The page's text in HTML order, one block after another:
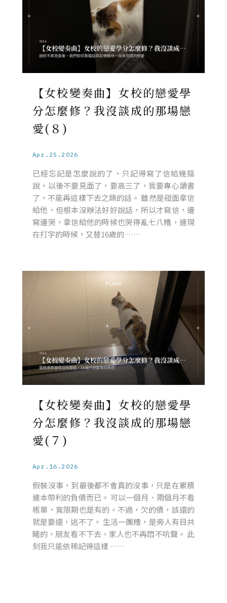
【女校變奏曲】女校的戀愛學
分怎麼修？我沒談成的那場戀
愛(８)
Apr.25.2026
已經忘記是怎麼說的了，只記得寫了信給幾摳
說，以後不要見面了，要高三了，我要專心讀書
了，不能再這樣下去之類的話。 雖然是碰面拿信
給他，但根本沒辦法好好說話，所以才寫信，邊
寫邊哭，拿信給他的時候也哭得亂七八糟，連現
在打字的時候，又替16歲的 ……
【女校變奏曲】女校的戀愛學
分怎麼修？我沒談成的那場戀
愛(７)
Apr.16.2026
假裝沒事，到最後都不會真的沒事，只是在累積
連本帶利的負債而已。 可以一個月、兩個月不看
帳單，寬限期也是有的。不過，欠的債，該還的
就是要還，逃不了。 生活一團糟，是旁人有目共
睹的，朋友看不下去，家人也不再悶不吭聲。 此
刻我只能依稀記得這樣 ……